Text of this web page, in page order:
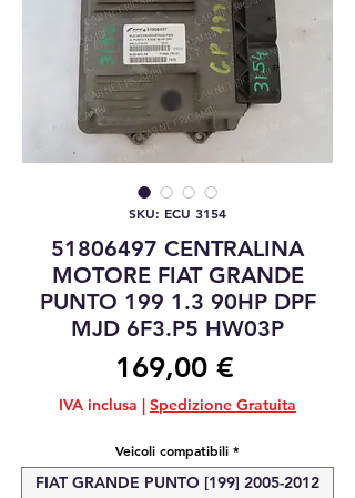
SKU: ECU 3154
51806497 CENTRALINA
MOTORE FIAT GRANDE
PUNTO 199 1.3 90HP DPF
MJD 6F3.P5 HW03P
169,00 €
IVA inclusa | Spedizione Gratuita
Veicoli compatibili *
FIAT GRANDE PUNTO [199] 2005-2012